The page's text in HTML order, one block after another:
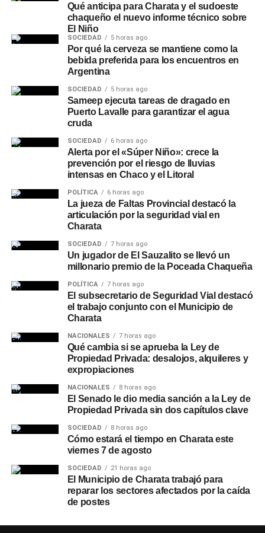
Qué anticipa para Charata y el sudoeste
chaqueño el nuevo informe técnico sobre
El Niño
SOCIEDAD 5 horas ago
Por qué la cerveza se mantiene como la
bebida preferida para los encuentros en
Argentina
SOCIEDAD 5 horas ago
Sameep ejecuta tareas de dragado en
Puerto Lavalle para garantizar el agua
cruda
SOCIEDAD 6 horas ago
Alerta por el «Súper Niño»: crece la
prevención por el riesgo de lluvias
intensas en Chaco y el Litoral
POLÍTICA 6 horas ago
La jueza de Faltas Provincial destacó la
articulación por la seguridad vial en
Charata
SOCIEDAD 7 horas ago
Un jugador de El Sauzalito se llevó un
millonario premio de la Poceada Chaqueña
POLÍTICA 7 horas ago
El subsecretario de Seguridad Vial destacó
el trabajo conjunto con el Municipio de
Charata
NACIONALES 7 horas ago
Qué cambia si se aprueba la Ley de
Propiedad Privada: desalojos, alquileres y
expropiaciones
NACIONALES 8 horas ago
El Senado le dio media sanción a la Ley de
Propiedad Privada sin dos capítulos clave
SOCIEDAD 8 horas ago
Cómo estará el tiempo en Charata este
viernes 7 de agosto
SOCIEDAD 21 horas ago
El Municipio de Charata trabajó para
reparar los sectores afectados por la caída
de postes